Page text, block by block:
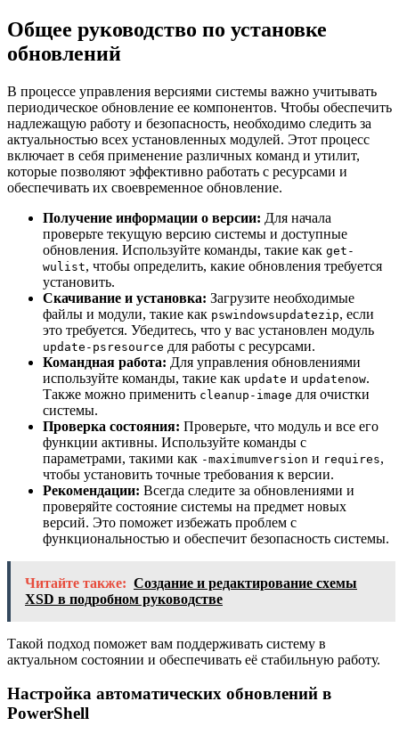
Общее руководство по установке
обновлений
В процессе управления версиями системы важно учитывать
периодическое обновление ее компонентов. Чтобы обеспечить
надлежащую работу и безопасность, необходимо следить за
актуальностью всех установленных модулей. Этот процесс
включает в себя применение различных команд и утилит,
которые позволяют эффективно работать с ресурсами и
обеспечивать их своевременное обновление.
Получение информации о версии: Для начала
проверьте текущую версию системы и доступные
обновления. Используйте команды, такие как get-
wulist, чтобы определить, какие обновления требуется
установить.
Скачивание и установка: Загрузите необходимые
файлы и модули, такие как pswindowsupdatezip, если
это требуется. Убедитесь, что у вас установлен модуль
update-psresource для работы с ресурсами.
Командная работа: Для управления обновлениями
используйте команды, такие как update и updatenow.
Также можно применить cleanup-image для очистки
системы.
Проверка состояния: Проверьте, что модуль и все его
функции активны. Используйте команды с
параметрами, такими как -maximumversion и requires,
чтобы установить точные требования к версии.
Рекомендации: Всегда следите за обновлениями и
проверяйте состояние системы на предмет новых
версий. Это поможет избежать проблем с
функциональностью и обеспечит безопасность системы.
Читайте также: Создание и редактирование схемы
XSD в подробном руководстве
Такой подход поможет вам поддерживать систему в
актуальном состоянии и обеспечивать её стабильную работу.
Настройка автоматических обновлений в
PowerShell